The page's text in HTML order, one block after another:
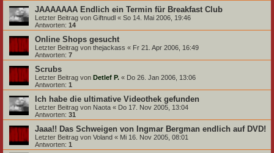
JAAAAAAA Endlich ein Termin für Breakfast Club
Letzter Beitrag von Giftnudl « So 14. Mai 2006, 19:46
Antworten: 14
Online Shops gesucht
Letzter Beitrag von thejackass « Fr 21. Apr 2006, 16:49
Antworten: 7
Scrubs
Letzter Beitrag von Detlef P. « Do 26. Jan 2006, 13:06
Antworten: 1
Ich habe die ultimative Videothek gefunden
Letzter Beitrag von Naota « Do 17. Nov 2005, 13:04
Antworten: 31
Jaaa!! Das Schweigen von Ingmar Bergman endlich auf DVD!
Letzter Beitrag von Voland « Mi 16. Nov 2005, 08:01
Antworten: 1